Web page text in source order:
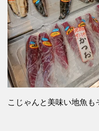
こじゃんと美味い地魚も